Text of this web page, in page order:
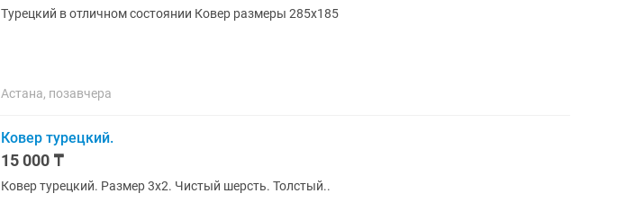
Турецкий в отличном состоянии Ковер размеры 285х185
Астана, позавчера
Ковер турецкий.
15 000 ₸
Ковер турецкий. Размер 3х2. Чистый шерсть. Толстый..